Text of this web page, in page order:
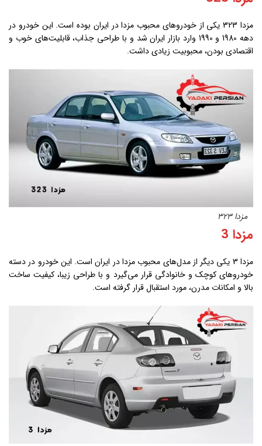
مزدا 323 یکی از خودروهای محبوب مزدا در ایران بوده است. این خودرو در
دهه 1980 و 1990 وارد بازار ایران شد و با طراحی جذاب، قابلیت‌های خوب و
اقتصادی بودن، محبوبیت زیادی داشت.
مزدا 323
مزدا 3
مزدا 3 یکی دیگر از مدل‌های محبوب مزدا در ایران است. این خودرو در دسته
خودروهای کوچک و خانوادگی قرار می‌گیرد و با طراحی زیبا، کیفیت ساخت
بالا و امکانات مدرن، مورد استقبال قرار گرفته است.